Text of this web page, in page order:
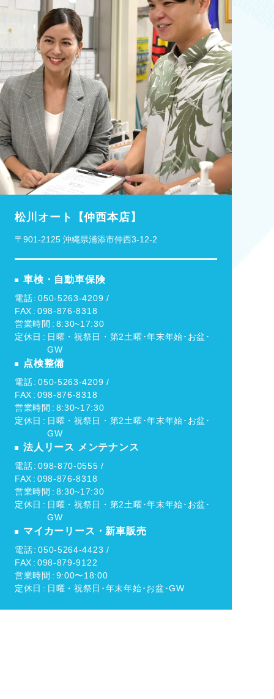
松川オート【仲西本店】
〒901-2125 沖縄県浦添市仲西3-12-2
車検・自動車保険
電話 050-5263-4209 /
FAX
098-876-8318
営業時間
8:30~17:30
定休日
日曜・祝祭日・第2土曜･年末年始･お盆･
GW
点検整備
電話 050-5263-4209 /
FAX
098-876-8318
営業時間
8:30~17:30
定休日
日曜・祝祭日・第2土曜･年末年始･お盆･
GW
法人リース メンテナンス
電話 098-870-0555 /
FAX
098-876-8318
営業時間
8:30~17:30
定休日
日曜・祝祭日・第2土曜･年末年始･お盆･
GW
マイカーリース・新車販売
電話 050-5264-4423 /
FAX
098-879-9122
営業時間
9:00〜18:00
定休日
日曜・祝祭日･年末年始･お盆･GW